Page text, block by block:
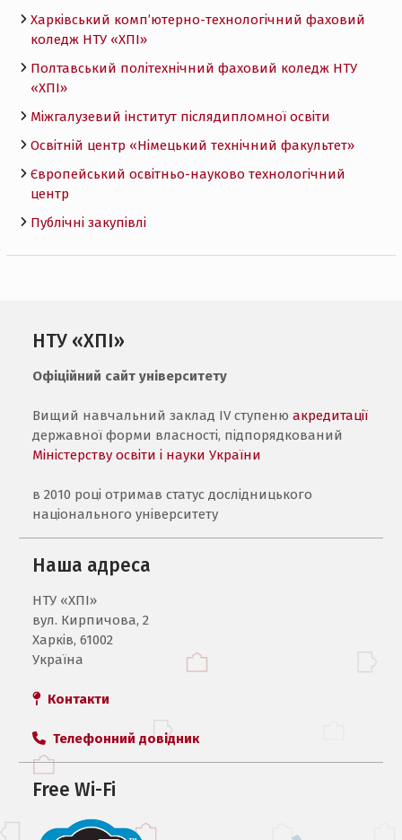
Харківський комп’ютерно-технологічний фаховий
коледж НТУ «ХПI»
Полтавський політехнічний фаховий коледж НТУ
«ХПI»
Міжгалузевий інститут післядипломної освіти
Освітній центр «Німецький технічний факультет»
Європейський освітньо-науково технологічний
центр
Публічні закупівлі
НТУ «ХПІ»
Офіційний сайт університету
Вищий навчальний заклад IV ступенюакредитації
державної форми власності, підпорядкований
Міністерству освіти і науки України
в 2010 році отримав статус дослідницького
національного університету
Наша адреса
НТУ «ХПI»
вул. Кирпичова, 2
Харків, 61002
Україна
Контакти
Телефонний довідник
Free Wi-Fi